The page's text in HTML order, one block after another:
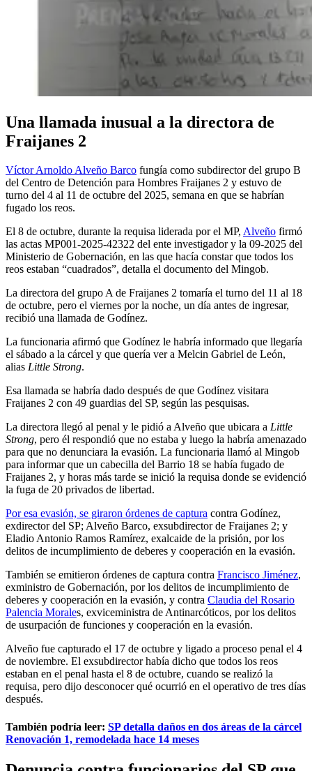
Una llamada inusual a la directora de
Fraijanes 2
Víctor Arnoldo Alveño Barco fungía como subdirector del grupo B
del Centro de Detención para Hombres Fraijanes 2 y estuvo de
turno del 4 al 11 de octubre del 2025, semana en que se habrían
fugado los reos.
El 8 de octubre, durante la requisa liderada por el MP, Alveño firmó
las actas MP001-2025-42322 del ente investigador y la 09-2025 del
Ministerio de Gobernación, en las que hacía constar que todos los
reos estaban “cuadrados”, detalla el documento del Mingob.
La directora del grupo A de Fraijanes 2 tomaría el turno del 11 al 18
de octubre, pero el viernes por la noche, un día antes de ingresar,
recibió una llamada de Godínez.
La funcionaria afirmó que Godínez le habría informado que llegaría
el sábado a la cárcel y que quería ver a Melcin Gabriel de León,
alias Little Strong.
Esa llamada se habría dado después de que Godínez visitara
Fraijanes 2 con 49 guardias del SP, según las pesquisas.
La directora llegó al penal y le pidió a Alveño que ubicara a Little
Strong, pero él respondió que no estaba y luego la habría amenazado
para que no denunciara la evasión. La funcionaria llamó al Mingob
para informar que un cabecilla del Barrio 18 se había fugado de
Fraijanes 2, y horas más tarde se inició la requisa donde se evidenció
la fuga de 20 privados de libertad.
Por esa evasión, se giraron órdenes de captura contra Godínez,
exdirector del SP; Alveño Barco, exsubdirector de Fraijanes 2; y
Eladio Antonio Ramos Ramírez, exalcaide de la prisión, por los
delitos de incumplimiento de deberes y cooperación en la evasión.
También se emitieron órdenes de captura contra Francisco Jiménez,
exministro de Gobernación, por los delitos de incumplimiento de
deberes y cooperación en la evasión, y contra Claudia del Rosario
Palencia Morales, exviceministra de Antinarcóticos, por los delitos
de usurpación de funciones y cooperación en la evasión.
Alveño fue capturado el 17 de octubre y ligado a proceso penal el 4
de noviembre. El exsubdirector había dicho que todos los reos
estaban en el penal hasta el 8 de octubre, cuando se realizó la
requisa, pero dijo desconocer qué ocurrió en el operativo de tres días
después.
También podría leer: SP detalla daños en dos áreas de la cárcel
Renovación 1, remodelada hace 14 meses